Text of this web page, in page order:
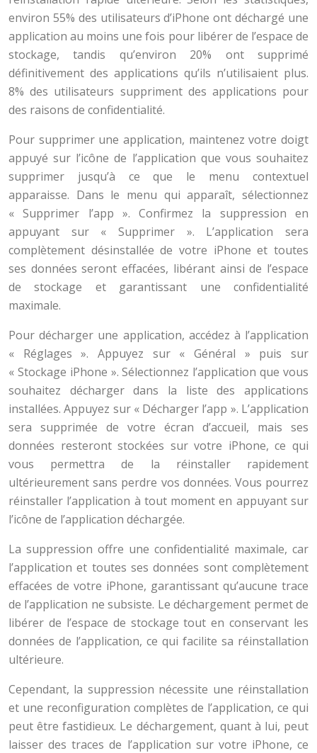
environ 55% des utilisateurs d’iPhone ont déchargé une
application au moins une fois pour libérer de l’espace de
stockage, tandis qu’environ 20% ont supprimé
définitivement des applications qu’ils n’utilisaient plus.
8% des utilisateurs suppriment des applications pour
des raisons de confidentialité.
Pour supprimer une application, maintenez votre doigt
appuyé sur l’icône de l’application que vous souhaitez
supprimer jusqu’à ce que le menu contextuel
apparaisse. Dans le menu qui apparaît, sélectionnez
« Supprimer l’app ». Confirmez la suppression en
appuyant sur « Supprimer ». L’application sera
complètement désinstallée de votre iPhone et toutes
ses données seront effacées, libérant ainsi de l’espace
de stockage et garantissant une confidentialité
maximale.
Pour décharger une application, accédez à l’application
« Réglages ». Appuyez sur « Général » puis sur
« Stockage iPhone ». Sélectionnez l’application que vous
souhaitez décharger dans la liste des applications
installées. Appuyez sur « Décharger l’app ». L’application
sera supprimée de votre écran d’accueil, mais ses
données resteront stockées sur votre iPhone, ce qui
vous permettra de la réinstaller rapidement
ultérieurement sans perdre vos données. Vous pourrez
réinstaller l’application à tout moment en appuyant sur
l’icône de l’application déchargée.
La suppression offre une confidentialité maximale, car
l’application et toutes ses données sont complètement
effacées de votre iPhone, garantissant qu’aucune trace
de l’application ne subsiste. Le déchargement permet de
libérer de l’espace de stockage tout en conservant les
données de l’application, ce qui facilite sa réinstallation
ultérieure.
Cependant, la suppression nécessite une réinstallation
et une reconfiguration complètes de l’application, ce qui
peut être fastidieux. Le déchargement, quant à lui, peut
laisser des traces de l’application sur votre iPhone, ce